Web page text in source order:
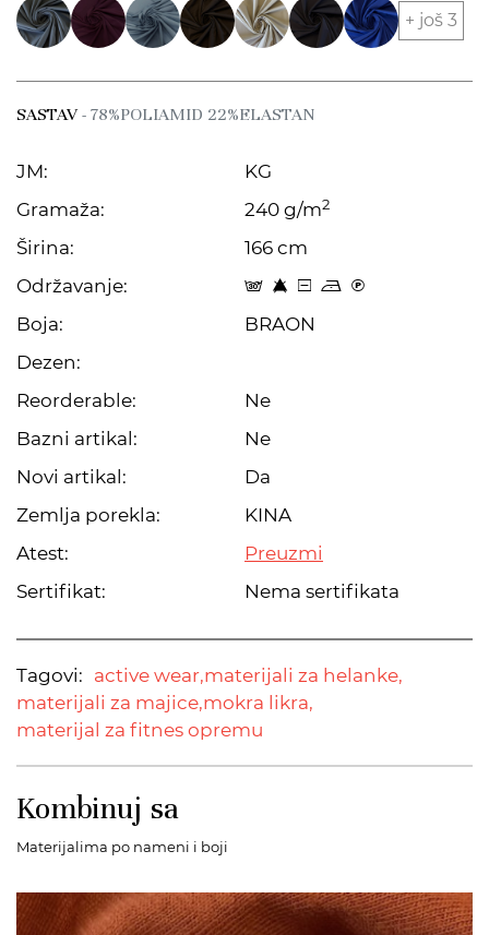
+ još 3
SASTAV- 78%POLIAMID 22%ELASTAN
JM:
KG
Gramaža:
240 g/m2
Širina:
166 cm
Održavanje:
s 8 a o C
Boja:
BRAON
Dezen:
Reorderable:
Ne
Bazni artikal:
Ne
Novi artikal:
Da
Zemlja porekla:
KINA
Atest:
Preuzmi
Sertifikat:
Nema sertifikata
Tagovi: active wear,materijali za helanke,
materijali za majice,mokra likra,
materijal za fitnes opremu
Kombinuj sa
Materijalima po nameni i boji